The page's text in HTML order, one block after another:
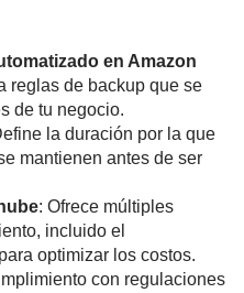
en Amazon
reglas de backup que se
de tu negocio.
la duración por la que
mantienen antes de ser
: Ofrece múltiples
incluido el
optimizar los costos.
con regulaciones